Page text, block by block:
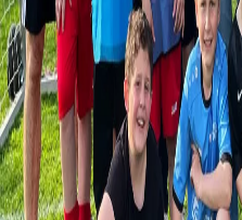
0
seconds
of
0
seconds